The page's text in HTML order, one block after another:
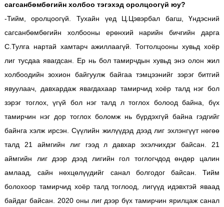
сагсанбөмбөгийн холбоо тэгэхэд оролцоогүй юу?
-Тийм, оролцоогүй. Тухайн үед Ц.Цэвэрбал багш, Үндэсний
сагсанбөмбөгийн холбооны ерөнхий нарийн бичгийн дарга
С.Тулга нартай хамтарч ажиллаагүй. Тогтолцооны хувьд хоёр
лиг тусдаа явагдсан. Ер нь бол тамирчдын хувьд энэ олон жил
холбоодийн зохион байгуулж байгаа тэмцээнийг зэрэг битгий
явуулаач, давхардаж явагдахаар тамирчид хоёр талд нэг бол
зэрэг тоглох, үгүй бол нэг талд л тоглох болоод байна, бүх
тамирчин нэг дор тоглох боломж нь бүрдэхгүй байна гэдгийг
байнга хэлж ирсэн. Сүүлийн жилүүдэд дээд лиг эхлэнгүүт нөгөө
талд 21 аймгийн лиг гээд л давхар эхэлчихдэг байсан. 21
аймгийн лиг дээр дээд лигийн гол тоглогчдод өндөр цалин
амлаад, сайн нөхцөлүүдийг санал болгодог байсан. Тийм
болохоор тамирчид хоёр талд тоглоод, лигүүд идэвхтэй яваад
байдаг байсан. 2020 оны лиг дээр бүх тамирчин ярилцаж санал